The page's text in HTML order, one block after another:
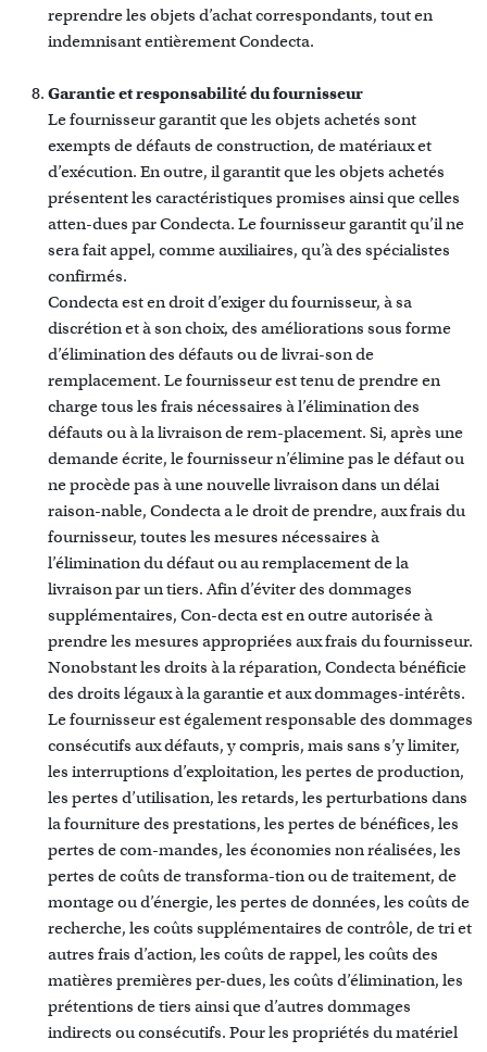
reprendre les objets d’achat correspondants, tout en
indemnisant entièrement Condecta.
Garantie et responsabilité du fournisseur
Le fournisseur garantit que les objets achetés sont
exempts de défauts de construction, de matériaux et
d’exécution. En outre, il garantit que les objets achetés
présentent les caractéristiques promises ainsi que celles
atten-dues par Condecta. Le fournisseur garantit qu’il ne
sera fait appel, comme auxiliaires, qu’à des spécialistes
confirmés.
Condecta est en droit d’exiger du fournisseur, à sa
discrétion et à son choix, des améliorations sous forme
d’élimination des défauts ou de livrai-son de
remplacement. Le fournisseur est tenu de prendre en
charge tous les frais nécessaires à l’élimination des
défauts ou à la livraison de rem-placement. Si, après une
demande écrite, le fournisseur n’élimine pas le défaut ou
ne procède pas à une nouvelle livraison dans un délai
raison-nable, Condecta a le droit de prendre, aux frais du
fournisseur, toutes les mesures nécessaires à
l’élimination du défaut ou au remplacement de la
livraison par un tiers. Afin d’éviter des dommages
supplémentaires, Con-decta est en outre autorisée à
prendre les mesures appropriées aux frais du fournisseur.
Nonobstant les droits à la réparation, Condecta bénéficie
des droits légaux à la garantie et aux dommages-intérêts.
Le fournisseur est également responsable des dommages
consécutifs aux défauts, y compris, mais sans s’y limiter,
les interruptions d’exploitation, les pertes de production,
les pertes d’utilisation, les retards, les perturbations dans
la fourniture des prestations, les pertes de bénéfices, les
pertes de com-mandes, les économies non réalisées, les
pertes de coûts de transforma-tion ou de traitement, de
montage ou d’énergie, les pertes de données, les coûts de
recherche, les coûts supplémentaires de contrôle, de tri et
autres frais d’action, les coûts de rappel, les coûts des
matières premières per-dues, les coûts d’élimination, les
prétentions de tiers ainsi que d’autres dommages
indirects ou consécutifs. Pour les propriétés du matériel